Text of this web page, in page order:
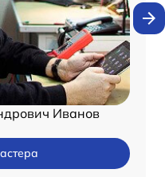
Иванов